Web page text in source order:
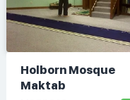
Holborn Mosque
Maktab